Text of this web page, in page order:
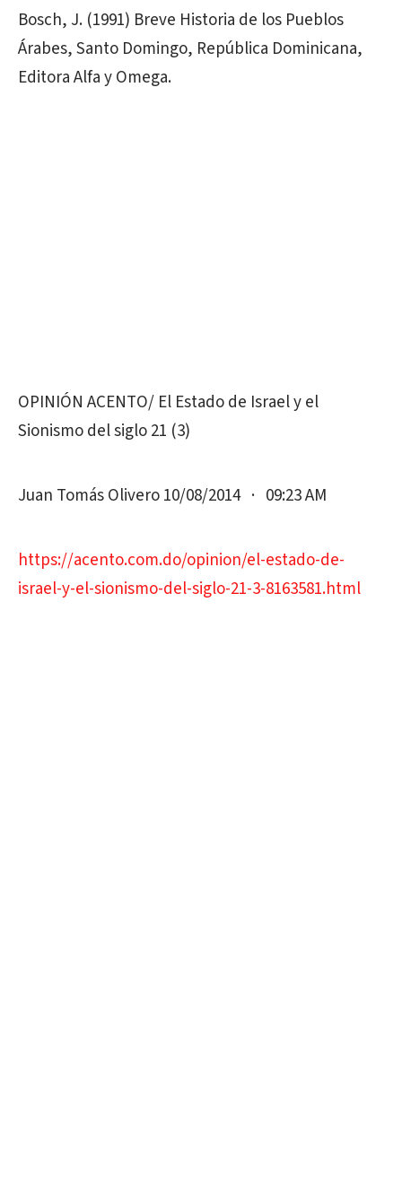
Bosch, J. (1991) Breve Historia de los Pueblos
Árabes, Santo Domingo, República Dominicana,
Editora Alfa y Omega.
OPINIÓN ACENTO/ El Estado de Israel y el
Sionismo del siglo 21 (3)
Juan Tomás Olivero 10/08/2014 · 09:23 AM
https://acento.com.do/opinion/el-estado-de-
israel-y-el-sionismo-del-siglo-21-3-8163581.html